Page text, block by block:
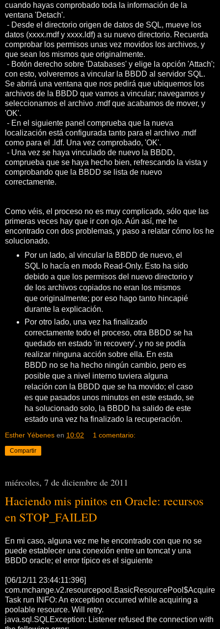
cuando hayas comprobado toda la información de la
ventana 'Detach'.
- Desde el directorio origen de datos de SQL, mueve los
datos (xxxx.mdf y xxxx.ldf) a su nuevo directorio. Recuerda
comprobar los permisos unas vez movidos los archivos, y
que sean los mismos que originalmente.
- Botón derecho sobre 'Databases' y elige la opción 'Attach';
con esto, volveremos a vincular la BBDD al servidor SQL.
Se abrirá una ventana que nos pedirá que ubiquemos los
archivos de la BBDD que vamos a vincular; navegamos y
seleccionamos el archivo .mdf que acabamos de mover, y
'OK'.
- En el siguiente panel comprueba que la nueva
localización está configurada tanto para el archivo .mdf
como para el .ldf. Una vez comprobado, 'OK'.
- Una vez se haya vinculado de nuevo la BBDD,
comprueba que se haya hecho bien, refrescando la vista y
comprobando que la BBDD se lista de nuevo
correctamente.
Como véis, el proceso no es muy complicado, sólo que las
primeras veces hay que ir con ojo. Aún así, me he
encontrado con dos problemas, y paso a relatar cómo los he
solucionado.
Por un lado, al vincular la BBDD de nuevo, el
SQL lo hacía en modo Read-Only. Esto ha sido
debido a que los permisos del nuevo directorio y
de los archivos copiados no eran los mismos
que originalmente; por eso hago tanto hincapié
durante la explicación.
Por otro lado, una vez ha finalizado
correctamente todo el proceso, otra BBDD se ha
quedado en estado 'in recovery', y no se podía
realizar ninguna acción sobre ella. En esta
BBDD no se ha hecho ningún cambio, pero es
posible que a nivel interno tuviera alguna
relación con la BBDD que se ha movido; el caso
es que pasados unos minutos en este estado, se
ha solucionado solo, la BBDD ha salido de este
estado una vez ha finalizado la recuperación.
Esther Yébenes en 10:02 1 comentario:
Compartir
miércoles, 7 de diciembre de 2011
Haciendo mis pinitos en Oracle: recursos
en STOP_FAILED
En mi caso, alguna vez me he encontrado con que no se
puede establecer una conexión entre un tomcat y una
BBDD oracle; el error típico es el siguiente
[06/12/11 23:44:11:396]
com.mchange.v2.resourcepool.BasicResourcePool$Acquire
Task run INFO: An exception occurred while acquiring a
poolable resource. Will retry.
java.sql.SQLException: Listener refused the connection with